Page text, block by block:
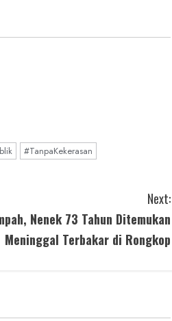
#TanpaKekerasan
Next:
Nenek 73 Tahun Ditemukan
Meninggal Terbakar di Rongkop